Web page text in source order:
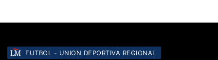
FUTBOL - UNION DEPORTIVA REGIONAL